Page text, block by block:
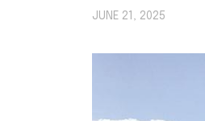
JUNE 21, 2025